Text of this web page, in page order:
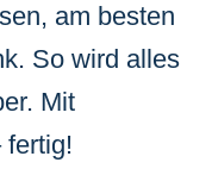
am besten
So wird alles
Mit
fertig!